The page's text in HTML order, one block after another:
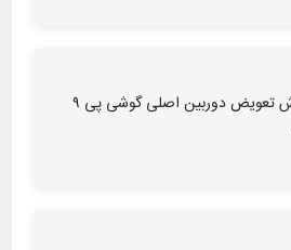
آموزش تعویض دوربین اصلی گوشی پی ۹